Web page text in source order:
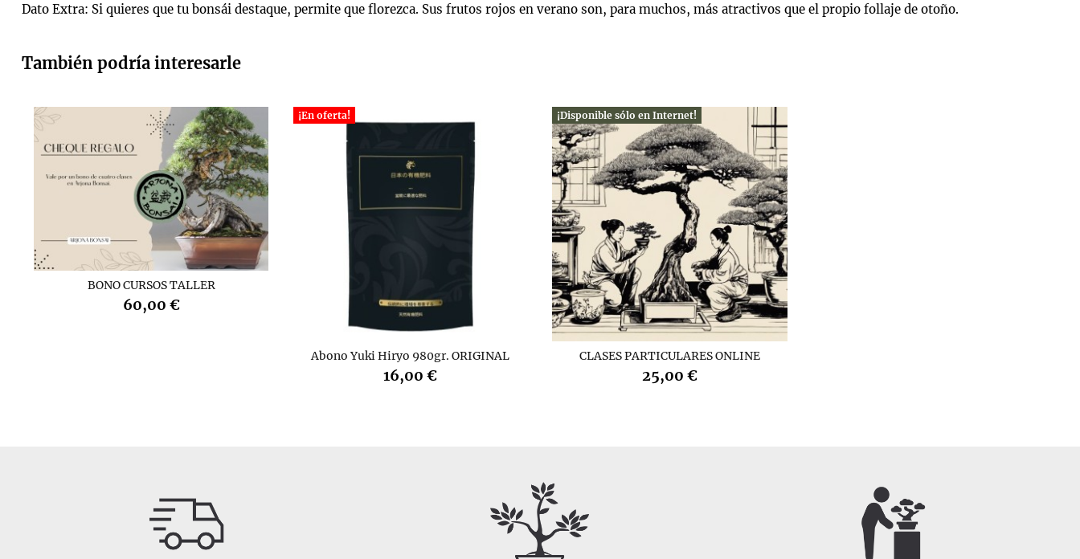
Dato Extra: Si quieres que tu bonsái destaque, permite que florezca. Sus frutos rojos en verano son, para muchos, más atractivos que el propio follaje de otoño.
También podría interesarle
BONO CURSOS TALLER
60,00 €
¡En oferta!
Abono Yuki Hiryo 980gr. ORIGINAL
16,00 €
¡Disponible sólo en Internet!
CLASES PARTICULARES ONLINE
25,00 €